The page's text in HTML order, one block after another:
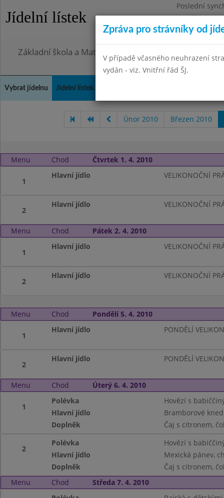
Jídelní lístek
Poslední
Pondělí
Omezení
Základní škola a Mateřská škola, Praha 4, Ohradní 49
Vybrat jídelnu Jídelní lístek
Únor 2010 Březen 2010
Menu Chod Čtvrtek 1. 4. 2010
1
Hlavní jídlo VELIKONOČNÍ
2
Hlavní jídlo VELIKONOČNÍ
Menu Chod Pátek 2. 4. 2010
1
Hlavní jídlo VELIKONOČNÍ
2
Hlavní jídlo VELIKONOČNÍ
Menu Chod Pondělí 5. 4. 2010
1
Hlavní jídlo PONDĚLÍ
2
Hlavní jídlo PONDĚLÍ
Menu Chod Úterý 6. 4. 2010
1
Polévka
Hovězí s
Hlavní jídlo
Bramborové
Doplněk
Čaj s citronem,
2
Polévka
Hovězí s
Hlavní jídlo
Mexická pánev,
Doplněk
Čaj s citronem,
Menu
Chod Středa 7. 4. 2010
Zpráva pro strávníky od
V případě včasného neuhrazení
vydán - viz. Vnitřní řád ŠJ.